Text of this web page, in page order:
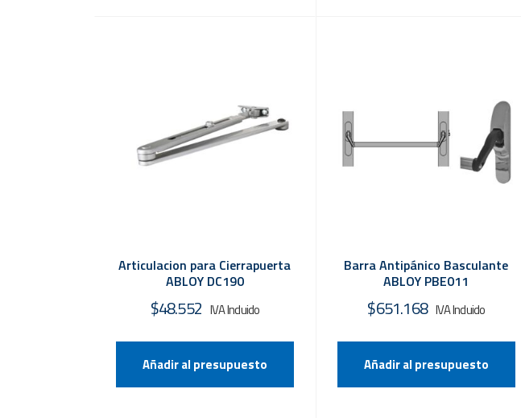
Articulacion para Cierrapuerta
ABLOY DC190
$48.552
Añadir al presupuesto
Barra Antipánico Basculante
ABLOY PBE011
$651.168
Añadir al presupuesto